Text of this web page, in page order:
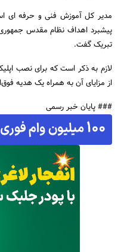
مدیر کل آموزش فنی و حرفه ای
پیشبرد اهداف نظام مقدس
تبریک گفت.
از مزایای آن به همراه یک هدیه
### پایان خبر رسمی